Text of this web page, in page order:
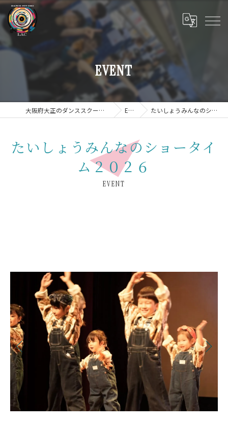
EVENT
大阪府大正のダンススクールならDANCE STUDIO LAC EVENT たいしょうみんなのショータイム２０２６
EVENT
たいしょうみんなのショータイ
ム２０２６